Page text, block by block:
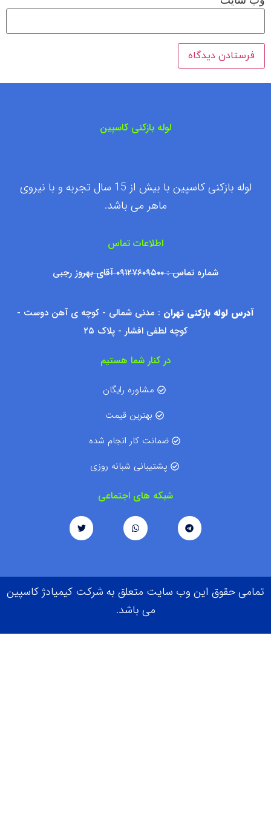
لوله بازکنی کاسپین
لوله بازکنی کاسپین با بیش از 15 سال تجربه و با نیروی
ماهر می باشد.
اطلاعات تماس
شماره تماس : ۰۹۱۲۷۶۰۹۵۰۰ آقای بهروز رجبی
لوله بازکنی تهران: مدنی شمالی - کوچه ی آهن دوست -
کوچه لطفی افشار - پلاک ۲۵
در کنار شما هستیم
مشاوره رایگان
بهترین قیمت
ضمانت کار انجام شده
پشتیبانی شبانه روزی
شبکه های اجتماعی
حقوق این وب سایت متعلق به شرکت کیمیادژ کاسپین
می باشد.